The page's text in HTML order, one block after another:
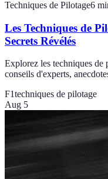
Techniques de Pilotage6
Les Techniques de
Secrets Révélés
Explorez les techniques de
conseils d'experts,
F1techniques de pilotage
Aug 5